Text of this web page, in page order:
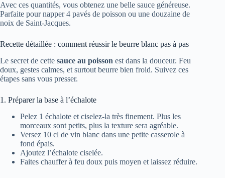
Avec ces quantités, vous obtenez une belle sauce généreuse.
Parfaite pour napper 4 pavés de poisson ou une douzaine de
noix de Saint-Jacques.
Recette détaillée : comment réussir le beurre blanc pas à pas
Le secret de cette sauce au poisson est dans la douceur. Feu
doux, gestes calmes, et surtout beurre bien froid. Suivez ces
étapes sans vous presser.
1. Préparer la base à l’échalote
Pelez 1 échalote et ciselez-la très finement. Plus les
morceaux sont petits, plus la texture sera agréable.
Versez 10 cl de vin blanc dans une petite casserole à
fond épais.
Ajoutez l’échalote ciselée.
Faites chauffer à feu doux puis moyen et laissez réduire.